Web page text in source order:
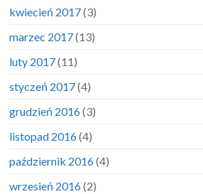
kwiecień 2017(3)
marzec 2017(13)
luty 2017(11)
styczeń 2017(4)
grudzień 2016(3)
listopad 2016(4)
październik 2016(4)
wrzesień 2016(2)